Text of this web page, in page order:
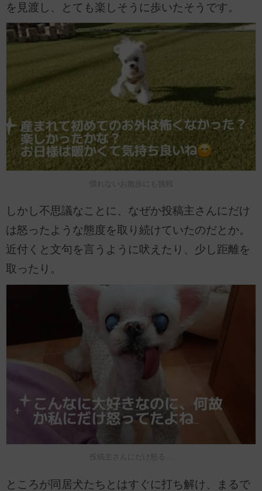
を見渡し、とても楽しそうに歩いたそうです。
慣れないお散歩にも挑戦
しかし不思議なことに、なぜか投稿主さんにだけ
は怒ったような態度を取り続けていたのだとか。
近付くと文句を言うように吠えたり、少し距離を
取ったり。
投稿主さんにだけ怒る…
ところが同居犬たちとはすぐに打ち解け、まるで